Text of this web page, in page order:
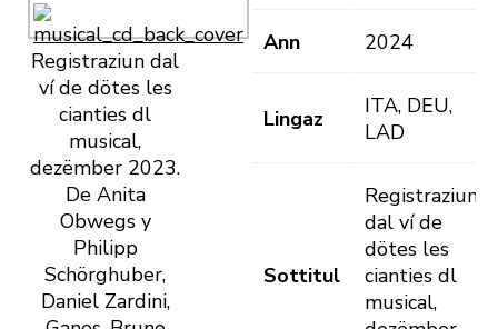
Registraziun dal
ví de dötes les
cianties dl
musical,
dezëmber 2023.
De Anita
Obwegsy
Philipp
Schörghuber,
Daniel Zardini,
Ann 2024
Lingaz
ITA, DEU,
LAD
Sottitul
Registraziun
dal ví de
dötes les
cianties dl
musical,